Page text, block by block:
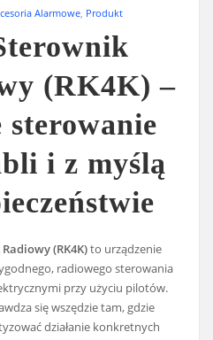
Alarmowe Produkt
(RK4K) –
sterowanie
i z myślą
(RK4K)to urządzenie
radiowego sterowania
przy użyciu pilotów.
się wszędzie tam, gdzie
działanie konkretnych